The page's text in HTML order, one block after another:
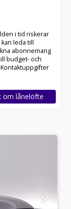
i tid riskerar
leda till
abonnemang
budget- och
om lånelöfte